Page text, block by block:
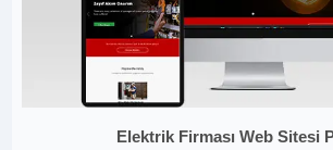
Elektrik Firması Web Sitesi